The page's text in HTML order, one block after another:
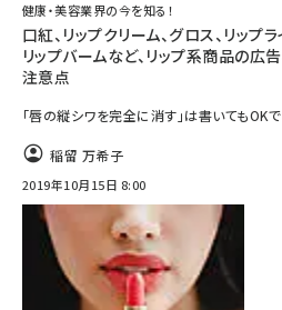
健康・美容業界の今を知る！
口紅、リップクリーム、グロス、リップラ
リップバームなど、リップ系商品の広
注意点
「唇の縦シワを完全に消す」は書いてもOKで
稲留 万希子
2019年10月15日 8:00